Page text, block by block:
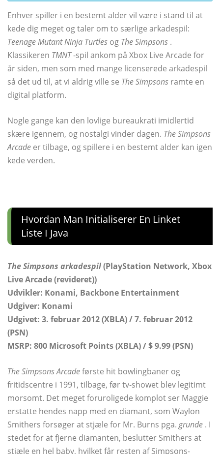
Enhver spiller i en bestemt alder vil være i stand til at
kede dig meget og taler om to særlige arkadespil:
Teenage Mutant Ninja Turtles og The Simpsons .
Klassikeren TMNT-spil ankom på Xbox Live Arcade for
år siden, men som med mange licenserede arkadespil
så det ud til, at vi aldrig ville se The Simpsons ramte en
digital platform.
Nogle gange kan den lovlige bureaukrati imidlertid
skære igennem, og nostalgi vinder dagen. The Simpsons
Arcade er tilbage, og spillere i en bestemt alder kan igen
kede verden.
Hvordan Man Initialiserer En Linket
Liste I Java
The Simpsons arkadespil(PlayStation Network, Xbox
Live Arcade (revideret))
Udvikler: Konami, Backbone Entertainment
Udgiver: Konami
Udgivet: 3. februar 2012 (XBLA) / 7. februar 2012
(PSN)
MSRP: 800 Microsoft Points (XBLA) / $ 9.99 (PSN)
The Simpsons Arcadeførste hit bowlingbaner og
fritidscentre i 1991, tilbage, før tv-showet blev legitimt
morsomt. Det meget foruroligede komplot ser Maggie
erstatte hendes napp med en diamant, som Waylon
Smithers forsøger at stjæle for Mr. Burns pga. grunde . I
stedet for at fjerne diamanten, beslutter Smithers at
stjæle en hel baby, hvilket får resten af ​​Simpsons-